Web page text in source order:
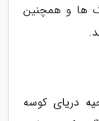
ها و همچنین
دریای کوسه